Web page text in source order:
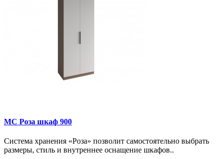
МС Роза шкаф 900
Система хранения «Роза» позволит самостоятельно выбрать
размеры, стиль и внутреннее оснащение шкафов..